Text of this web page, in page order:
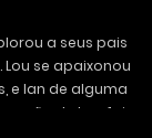
a seus pais
se apaixonou
e Ian de alguma
mãe de Lou foi